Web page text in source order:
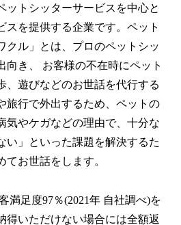
ットシッターサービスを中心と
スを提供する企業です。ペット
クル」とは、プロのペットシッ
向き、 お客様の不在時にペット
、遊びなどのお世話を代行する
旅行で外出するため、ペットの
気やケガなどの理由で、十分な
い」といった課題を解決するた
お世話をします。
満足度97％(2021年 自社調べ)を
得いただけない場合には全額返